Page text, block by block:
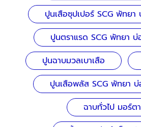
ปูนเสือซุปเปอร์ SCG พัทยา
ปูนตราแรด SCG พัทยา บ่
ปูนฉาบมวลเบาเสือ
ปูนเสือพลัส SCG พัทยา บ่
ฉาบทั่วไป มอร์ต